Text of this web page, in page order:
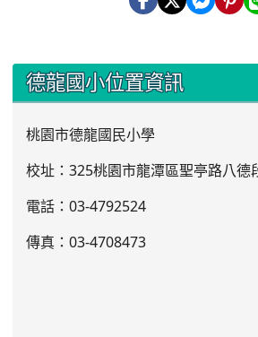
::: 德龍國小位置資訊
桃園市德龍國民小學
校址：325桃園市龍潭區聖亭路八德
電話：03-4792524
傳真：03-4708473